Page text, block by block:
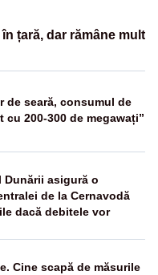
țară, dar rămâne mult
de seară, consumul de
cu 200-300 de megawați”
Dunării asigură o
de la Cernavodă
dacă debitele vor
Cine scapă de măsurile